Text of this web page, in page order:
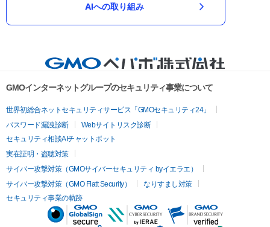
AIへの取り組み
GMOインターネットグループのセキュリティ事業について
世界初総合ネットセキュリティサービス「GMOセキュリティ24」
パスワード漏洩診断
Webサイトリスク診断
セキュリティ相談AIチャットボット
実在証明・盗聴対策
サイバー攻撃対策（GMOサイバーセキュリティ byイエラエ）
サイバー攻撃対策（GMO Flatt Security）
なりすまし対策
セキュリティ事業の軌跡